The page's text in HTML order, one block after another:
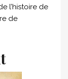
l’histoire de
de